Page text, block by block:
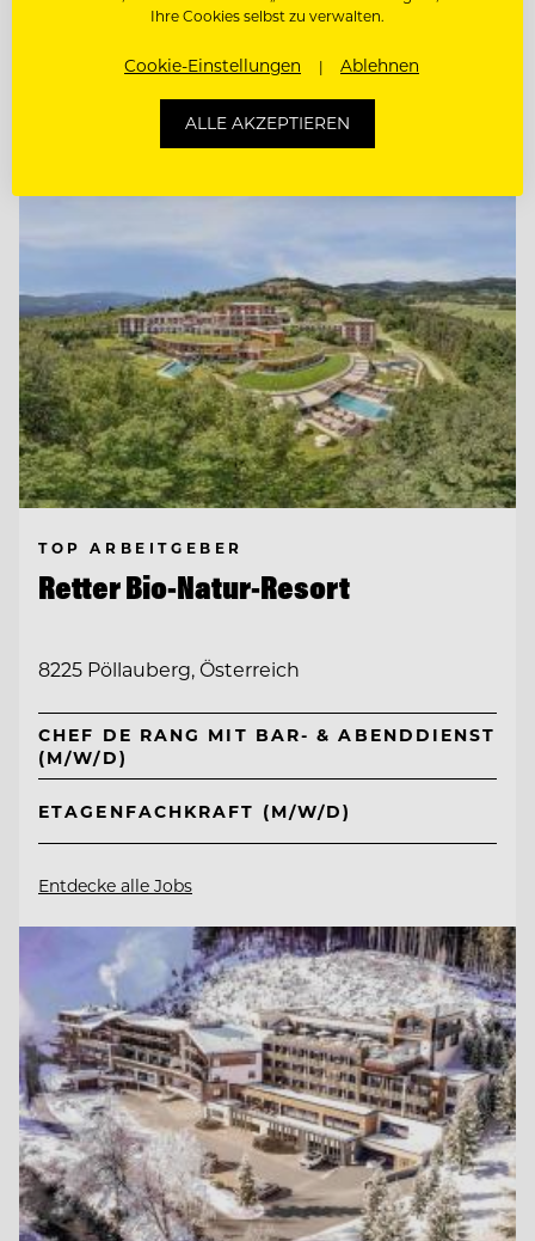
SCHANKMITARBEITER (M/W/D)
Entdecke alle Jobs
TOP ARBEITGEBER
Retter Bio-Natur-Resort
8225 Pöllauberg, Österreich
CHEF DE RANG MIT BAR- & ABENDDIENST
(M/W/D)
ETAGENFACHKRAFT (M/W/D)
Entdecke alle Jobs
Ihre Cookies selbst zu verwalten.
Cookie-Einstellungen Ablehnen
ALLE AKZEPTIEREN